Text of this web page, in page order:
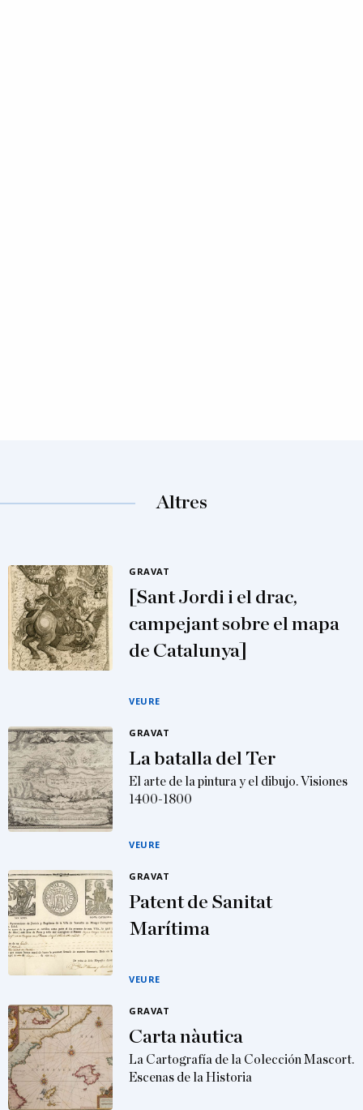
Altres
GRAVAT
[Sant Jordi i el drac,
campejant sobre el mapa
de Catalunya]
VEURE
GRAVAT
La batalla del Ter
El arte de la pintura y el dibujo. Visiones
1400-1800
VEURE
GRAVAT
Patent de Sanitat
Marítima
VEURE
GRAVAT
Carta nàutica
La Cartografía de la Colección Mascort.
Escenas de la Historia